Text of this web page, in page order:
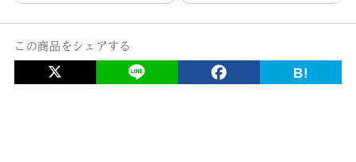
ら
す
や
す
この商品をシェアする
B!